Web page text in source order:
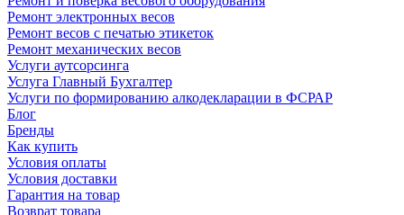
Ремонт электронных весов
Ремонт весов с печатью этикеток
Ремонт механических весов
Услуги аутсорсинга
Услуга Главный Бухгалтер
Услуги по формированию алкодекларации в ФСРАР
Блог
Бренды
Как купить
Условия оплаты
Условия доставки
Гарантия на товар
Возврат товара